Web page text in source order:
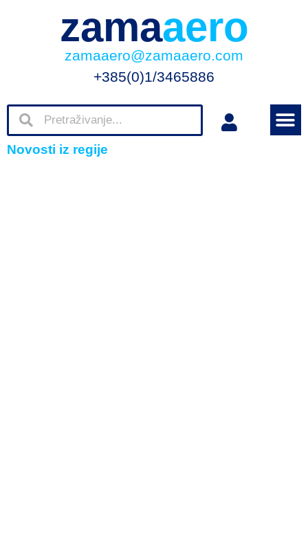
zamaaero
zamaaero@zamaaero.com
+385(0)1/3465886
Novosti iz regije